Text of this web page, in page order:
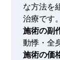
な方法を
治療です。
施術の副
動悸・全
施術の価